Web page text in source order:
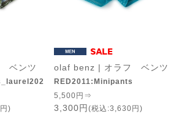
ベンツ
)
olaf benz | オラフ ベンツ
RED2011:Minipants
5,500円⇒
3,300円 (税込:3,630円)